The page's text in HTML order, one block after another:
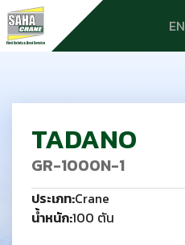
EN
TADANO
GR-1000N-1
ประเภท:Crane
น้ำหนัก:100 ตัน